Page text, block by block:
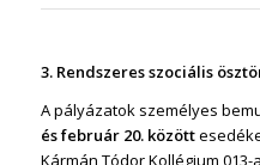
3. Rendszeres szociális
A pályázatok személyes
és február 20. között